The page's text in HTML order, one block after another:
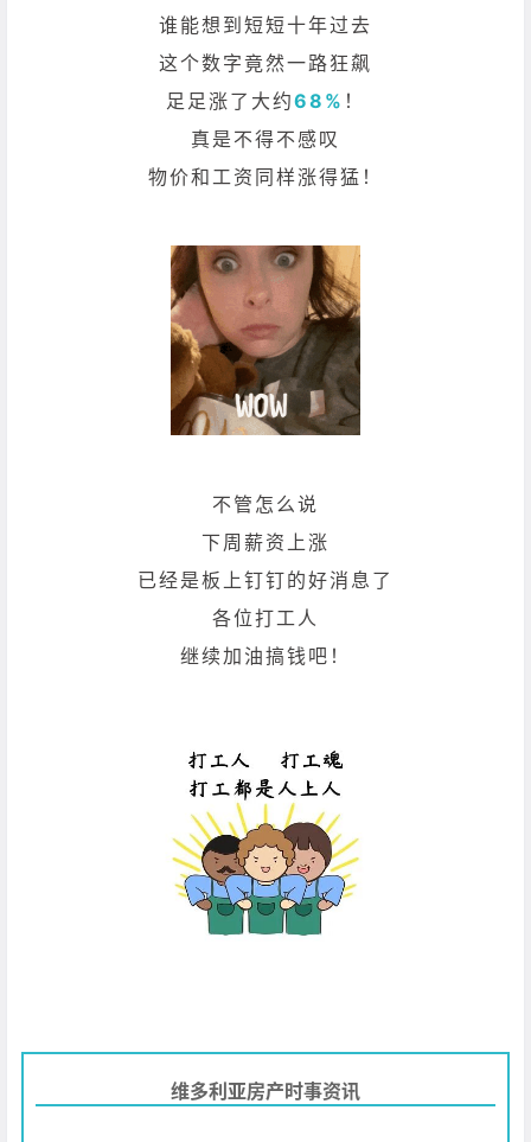
谁能想到短短十年过去
这个数字竟然一路狂飙
足足涨了大约68% ！
真是不得不感叹
物价和工资同样涨得猛！
不管怎么说
下周薪资上涨
已经是板上钉钉的好消息了
各位打工人
继续加油搞钱吧！
维多利亚房产时事资讯